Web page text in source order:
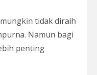
tidak diraih
Namun bagi
penting